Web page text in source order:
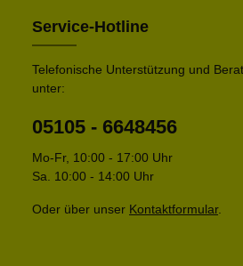
Service-Hotline
Telefonische Unterstützung und
unter:
05105 - 6648456
Mo-Fr, 10:00 - 17:00 Uhr
Sa. 10:00 - 14:00 Uhr
Oder über unser Kontaktformular.